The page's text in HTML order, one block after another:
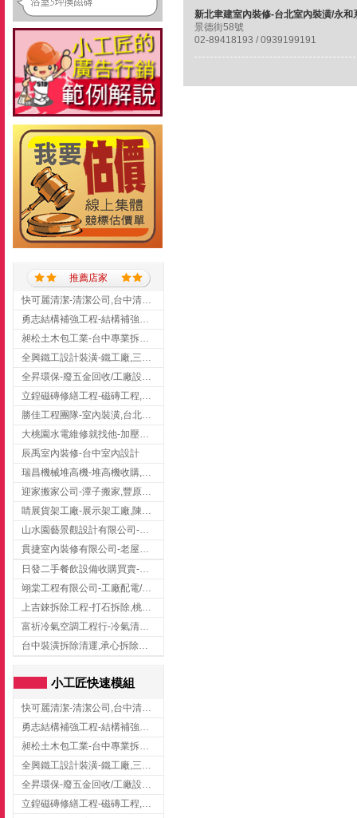
推薦店家
快可麗清潔-清潔公司,台中清潔公司,台中居家清潔
勇志結構補強工程-結構補強工程 ,桃園結構補強工程,龍潭結構補強工程
昶松土木包工業-台中專業拆除工程/挖土機出租
全興鐵工設計裝潢-鐵工廠,三峽鐵工廠,台北鐵工廠
全昇環保-廢五金回收/工廠設備收購/機械設備回收/高價收購廠房設備
立鍠磁磚修繕工程-磁磚工程,磁磚修補,新竹磁磚工程
勝佳工程團隊-室內裝潢,台北房屋裝修,三重室內裝修
大桃園水電維修就找他-加壓馬達,抽水馬達,桃園水電行,中壢水電
辰禹室內裝修-台中室內設計
瑞昌機械堆高機-堆高機收購,新北市堆高機,桃園堆高機
迎家搬家公司-潭子搬家,豐原搬家,大雅搬家,大甲搬家,台中推薦搬家,台中搬家
睛展貨架工廠-展示架工廠,陳列架,台中展示架工廠
山水園藝景觀設計有限公司-景觀工程,景觀設計,新竹園藝工程,新竹景觀設計
貫捷室內裝修有限公司-老屋翻新工程,台中老屋翻新工程,台中舊屋翻新
日發二手餐飲設備收購買賣-二手貨買賣,台中二手貨買賣,台中二手餐飲收購
翊棠工程有限公司-工廠配電/高雄消防機電公司
上吉錸拆除工程-打石拆除,桃園打石拆除,桃園拆除工程
富祈冷氣空調工程行-冷氣清洗,台中冷氣清洗,台中冷氣安裝,北區冷氣清洗
台中裝潢拆除清運,承心拆除清運工程-台中包月垃圾清運,台中工廠垃圾清運,北區裝潢拆除清運
小工匠快速模組
快可麗清潔-清潔公司,台中清潔公司,台中居家清潔
勇志結構補強工程-結構補強工程 ,桃園結構補強工程,龍潭結構補強工程
昶松土木包工業-台中專業拆除工程/挖土機出租
全興鐵工設計裝潢-鐵工廠,三峽鐵工廠,台北鐵工廠
全昇環保-廢五金回收/工廠設備收購/機械設備回收/高價收購廠房設備
立鍠磁磚修繕工程-磁磚工程,磁磚修補,新竹磁磚工程
景德街58號
02-89418193 / 0939199191